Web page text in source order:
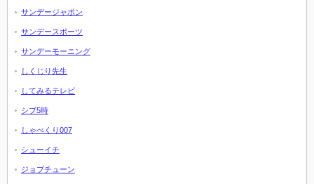
サンデージャポン
サンデースポーツ
サンデーモーニング
しくじり先生
してみるテレビ
シブ5時
しゃべくり007
シューイチ
ジョブチューン